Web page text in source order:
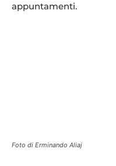
appuntamenti.
Foto di Erminando Aliaj